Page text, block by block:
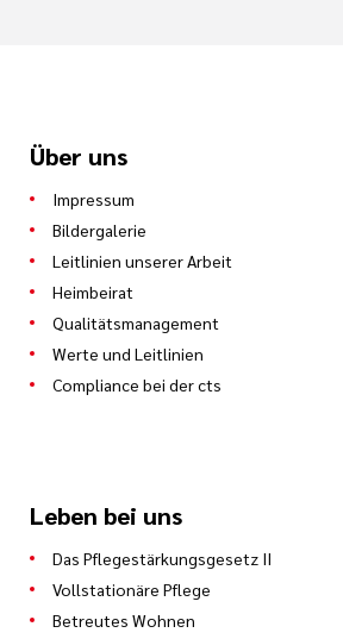
Über uns
Impressum
Bildergalerie
Leitlinien unserer Arbeit
Heimbeirat
Qualitätsmanagement
Werte und Leitlinien
Compliance bei der cts
Leben bei uns
Das Pflegestärkungsgesetz II
Vollstationäre Pflege
Betreutes Wohnen